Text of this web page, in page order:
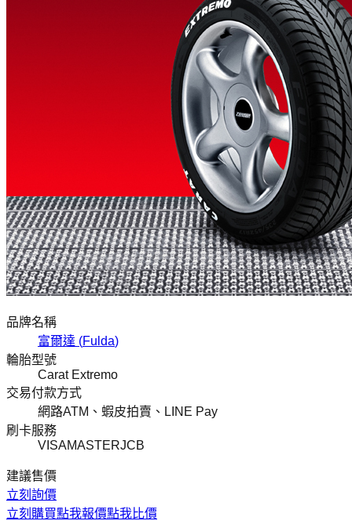
品牌名稱
富爾達 (Fulda)
輪胎型號
Carat Extremo
交易付款方式
網路ATM、蝦皮拍賣、LINE Pay
刷卡服務
VISAMASTERJCB
建議售價
立刻詢價
立刻購買點我報價點我比價